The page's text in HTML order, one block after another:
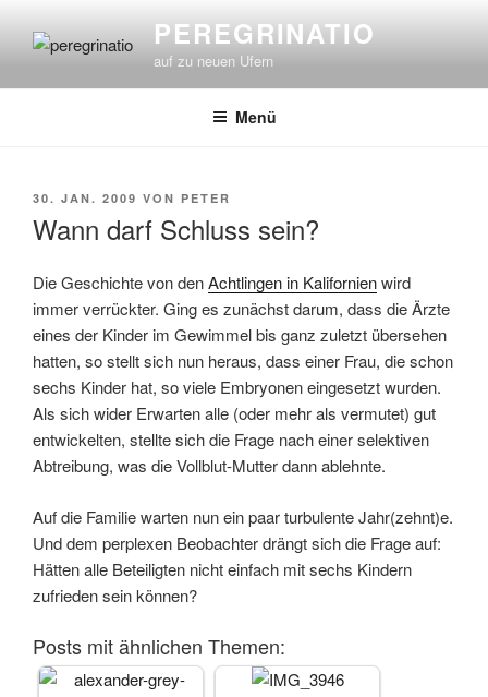
Inhalt
PEREGRINATIO
auf zu neuen Ufern
Menü
VERÖFFENTLICHT
30. JAN. 2009 VON PETER
Wann darf Schluss sein?
Die Geschichte von denAchtlingen in Kalifornienwird
immer verrückter. Ging es zunächst darum, dass die Ärzte
eines der Kinder im Gewimmel bis ganz zuletzt übersehen
hatten, so stellt sich nun heraus, dass einer Frau, die schon
sechs Kinder hat, so viele Embryonen eingesetzt wurden.
Als sich wider Erwarten alle (oder mehr als vermutet) gut
entwickelten, stellte sich die Frage nach einer selektiven
Abtreibung, was die Vollblut-Mutter dann ablehnte.
Auf die Familie warten nun ein paar turbulente Jahr(zehnt)e.
Und dem perplexen Beobachter drängt sich die Frage auf:
Hätten alle Beteiligten nicht einfach mit sechs Kindern
zufrieden sein können?
Posts mit ähnlichen Themen: